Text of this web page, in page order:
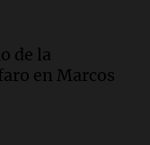
la población
de la
en Marcos